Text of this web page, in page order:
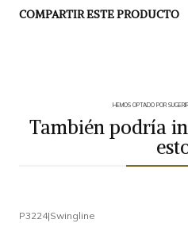
COMPARTIR ESTE PRODUCTO
HEMOS OPTADO POR
También podría
P3224|Swingline